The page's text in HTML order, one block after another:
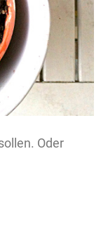
Oder